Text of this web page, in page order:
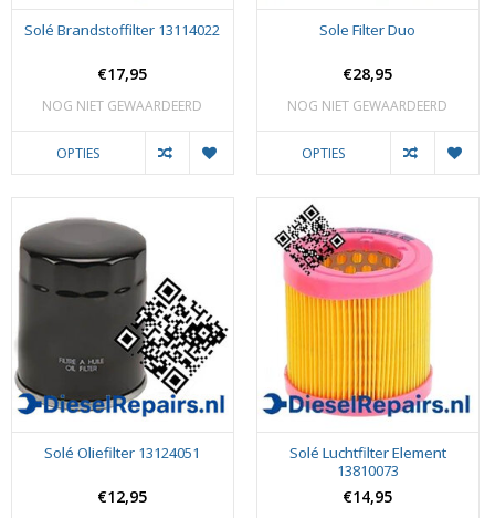
Solé Brandstoffilter 13114022
€17,95
NOG NIET GEWAARDEERD
OPTIES
Sole Filter Duo
€28,95
NOG NIET GEWAARDEERD
OPTIES
Solé Oliefilter 13124051
€12,95
Solé Luchtfilter Element
13810073
€14,95